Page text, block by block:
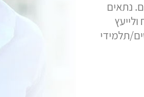
נתאים
תלמידי